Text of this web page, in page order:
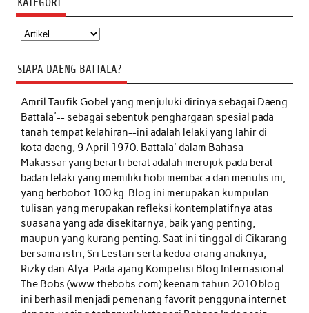
Kategori
SIAPA DAENG BATTALA?
Amril Taufik Gobelyang menjuluki dirinya sebagai Daeng
Battala'-- sebagai sebentuk penghargaan spesial pada
tanah tempat kelahiran--ini adalah lelaki yang lahir di
kota daeng, 9 April 1970. Battala' dalam Bahasa
Makassar yang berarti berat adalah merujuk pada berat
badan lelaki yang memiliki hobi membaca dan menulis ini,
yang berbobot 100 kg. Blog ini merupakan kumpulan
tulisan yang merupakan refleksi kontemplatifnya atas
suasana yang ada disekitarnya, baik yang penting,
maupun yang kurang penting. Saat ini tinggal di Cikarang
bersama istri, Sri Lestari serta kedua orang anaknya,
Rizky dan Alya. Pada ajang Kompetisi Blog Internasional
The Bobs (www.thebobs.com) keenam tahun 2010 blog
ini berhasil menjadi pemenang favorit pengguna internet